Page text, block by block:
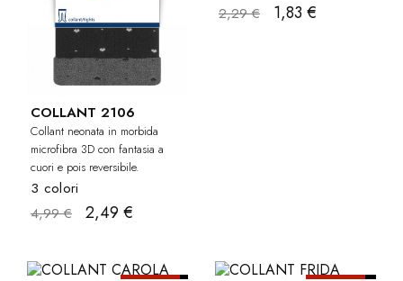
COLLANT 2106
Collant neonata in morbida
microfibra 3D con fantasia a
cuori e pois reversibile.
3 colori
4,99 €
2,49 €
2,29 €
1,83 €